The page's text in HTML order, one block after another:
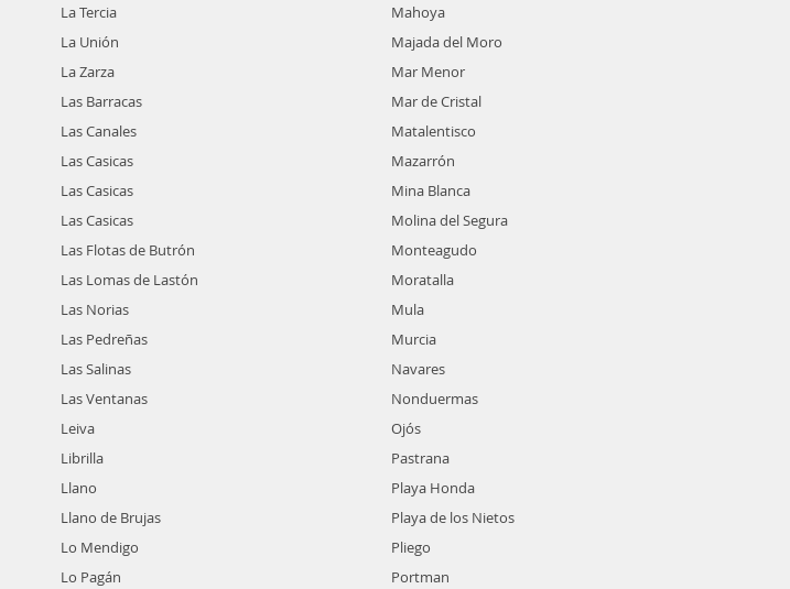
La Tercia
La Unión
La Zarza
Las Barracas
Las Canales
Las Casicas
Las Casicas
Las Casicas
Las Flotas de Butrón
Las Lomas de Lastón
Las Norias
Las Pedreñas
Las Salinas
Las Ventanas
Leiva
Librilla
Llano
Llano de Brujas
Lo Mendigo
Lo Pagán
Mahoya
Majada del Moro
Mar Menor
Mar de Cristal
Matalentisco
Mazarrón
Mina Blanca
Molina del Segura
Monteagudo
Moratalla
Mula
Murcia
Navares
Nonduermas
Ojós
Pastrana
Playa Honda
Playa de los Nietos
Pliego
Portman